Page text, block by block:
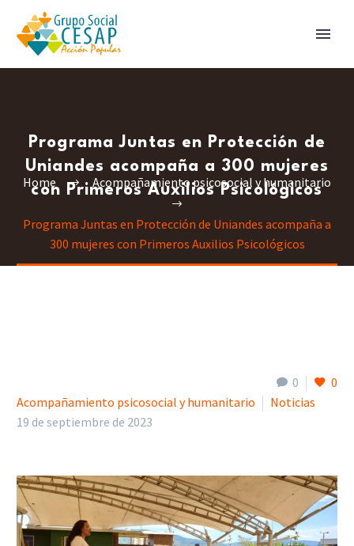
Programa Juntas en Protección de
Uniandes acompaña a 300 mujeres
con Primeros Auxilios Psicológicos
Home Acompañamiento psicosocial y humanitario
Programa Juntas en Protección de Uniandes acompaña a
300 mujeres con Primeros Auxilios Psicológicos
0
0
Acompañamiento psicosocial y humanitario
Noticias
19 de septiembre de 2023